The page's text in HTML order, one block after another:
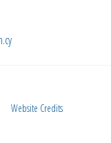
Website Credits